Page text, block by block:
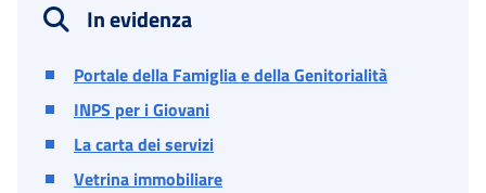
In evidenza
Portale della Famiglia e della Genitorialità
INPS per i Giovani
La carta dei servizi
Vetrina immobiliare